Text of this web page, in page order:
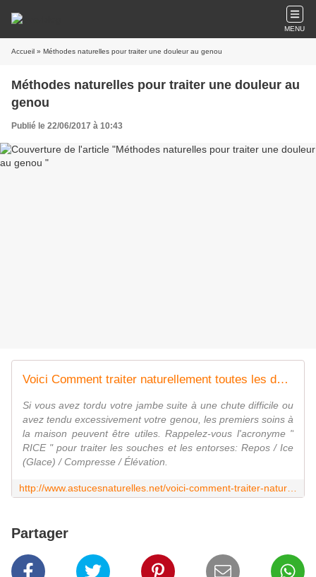
MENU
Accueil » Méthodes naturelles pour traiter une douleur au genou
Méthodes naturelles pour traiter une douleur au
genou
Publié le 22/06/2017 à 10:43
Voici Comment traiter naturellement toutes les douleurs au genou ... Des remèdes Faits Maison à portée de main !
Si vous avez tordu votre jambe suite à une chute difficile ou
avez tendu excessivement votre genou, les premiers soins à
la maison peuvent être utiles. Rappelez-vous l'acronyme "
RICE " pour traiter les souches et les entorses: Repos / Ice
(Glace) / Compresse / Élévation.
Partager